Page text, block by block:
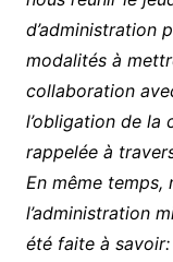
d’administration
modalités à
collaboration
l’obligation de la
rappelée à
En même temps,
l’administration
été faite à